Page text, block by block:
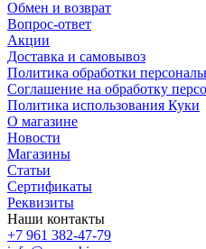
Обмен и возврат
Вопрос-ответ
Акции
Доставка и самовывоз
Политика обработки
Соглашение на обработку
Политика использования Куки
О магазине
Новости
Магазины
Статьи
Сертификаты
Реквизиты
Наши контакты
+7 961 382-47-79